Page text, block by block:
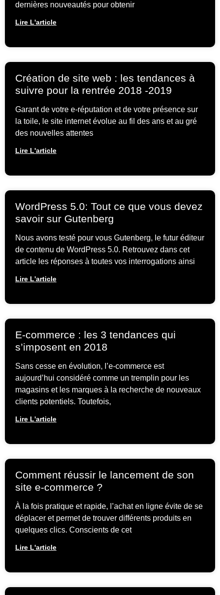
dernières nouveautés pour obtenir
Lire L'article
Création de site web : les tendances à
suivre pour la rentrée 2018 -2019
Garant de votre e-réputation et de votre présence sur
la toile, le site internet évolue au fil des ans et au gré
des nouvelles attentes
Lire L'article
WordPress 5.0: Tout ce que vous devez
savoir sur Gutenberg
Nous avons testé pour vous Gutenberg, le futur éditeur
de contenu de WordPress 5.0. Retrouvez dans cet
article les réponses à toutes vos interrogations ainsi
Lire L'article
E-commerce : les 3 tendances qui
s’imposent en 2018
Sans cesse en évolution, l’e-commerce est
aujourd’hui considéré comme un tremplin pour les
magasins et les marques à la recherche de nouveaux
clients potentiels. Toutefois,
Lire L'article
Comment réussir le lancement de son
site e-commerce ?
À la fois pratique et rapide, l’achat en ligne évite de se
déplacer et permet de trouver différents produits en
quelques clics. Conscients de cet
Lire L'article